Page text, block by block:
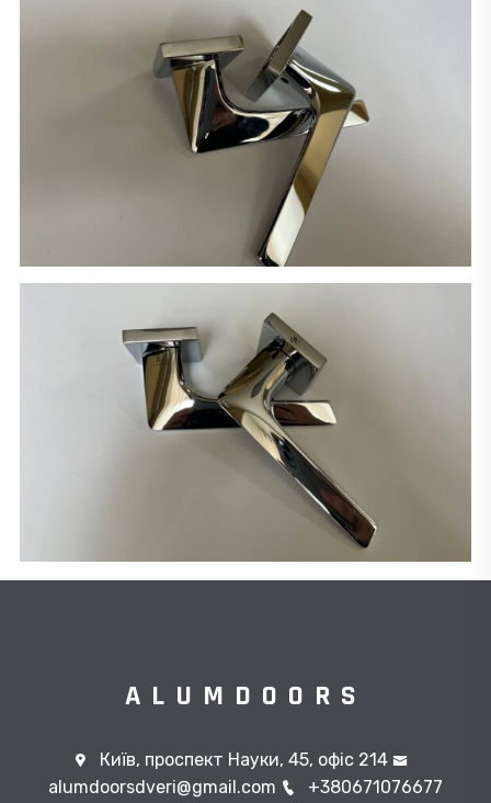
ALUMDOORS
Київ, проспект Науки, 45, офіс 214
alumdoorsdveri@gmail.com
+380671076677